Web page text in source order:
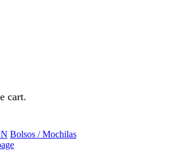
cart.
Bolsos / Mochilas